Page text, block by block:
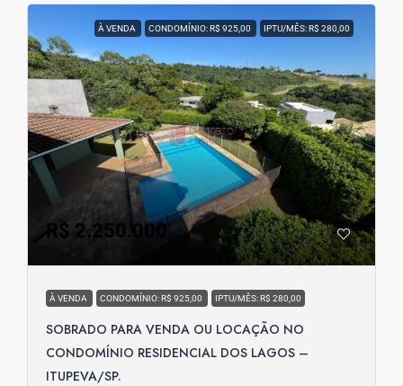
À VENDA CONDOMÍNIO: R$ 925,00 IPTU/MÊS: R$ 280,00
R$ 2.250.000
À VENDA CONDOMÍNIO: R$ 925,00 IPTU/MÊS: R$ 280,00
SOBRADO PARA VENDA OU LOCAÇÃO NO
CONDOMÍNIO RESIDENCIAL DOS LAGOS –
ITUPEVA/SP.